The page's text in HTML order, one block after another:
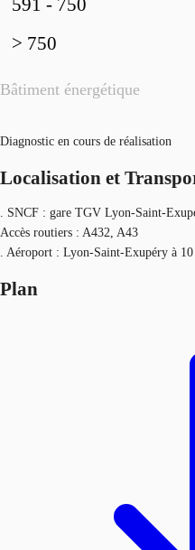
Bâtiment énergétique
591 - 750
> 750
Diagnostic en cours de réalisation
Localisation et
. SNCF : gare TGV Lyon-Saint-
Accès routiers : A432, A43
. Aéroport : Lyon-Saint-Exupéry à
Plan